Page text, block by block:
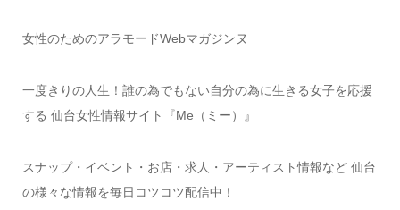
女性のためのアラモードWebマガジンヌ
一度きりの人生！誰の為でもない自分の為に生きる女子を応援
する 仙台女性情報サイト『Me（ミー）』
スナップ・イベント・お店・求人・アーティスト情報など 仙台
の様々な情報を毎日コツコツ配信中！